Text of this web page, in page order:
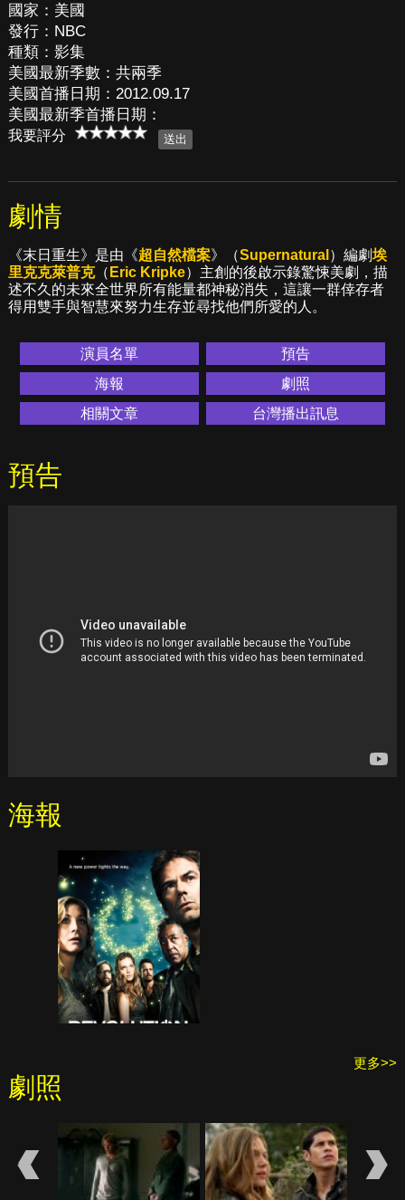
國家：美國
發行：NBC
種類：影集
美國最新季數：共兩季
美國首播日期：2012.09.17
美國最新季首播日期：
我要評分
劇情
《末日重生》是由《超自然檔案》（Supernatural ）編劇埃
里克克萊普克（ Eric Kripke）主創的後啟示錄驚悚美劇，描
述不久的未來全世界所有能量都神秘消失，這讓一群倖存者
得用雙手與智慧來努力生存並尋找他們所愛的人。
演員名單
預告
海報
劇照
相關文章
台灣播出訊息
預告
海報
更多>>
劇照